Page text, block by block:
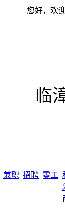
您好，欢
临
兼职 招聘 零工